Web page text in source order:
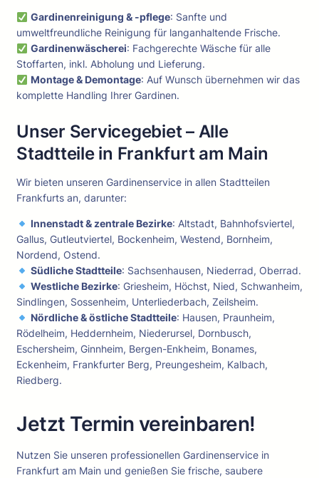
Gardinenreinigung & -pflege: Sanfte und
umweltfreundliche Reinigung für langanhaltende Frische.
Gardinenwäscherei: Fachgerechte Wäsche für alle
Stoffarten, inkl. Abholung und Lieferung.
Montage & Demontage: Auf Wunsch übernehmen wir das
komplette Handling Ihrer Gardinen.
Unser Servicegebiet – Alle
Stadtteile in Frankfurt am Main
Wir bieten unseren Gardinenservice in allen Stadtteilen
Frankfurts an, darunter:
Innenstadt & zentrale Bezirke: Altstadt, Bahnhofsviertel,
Gallus, Gutleutviertel, Bockenheim, Westend, Bornheim,
Nordend, Ostend.
Südliche Stadtteile: Sachsenhausen, Niederrad, Oberrad.
Westliche Bezirke: Griesheim, Höchst, Nied, Schwanheim,
Sindlingen, Sossenheim, Unterliederbach, Zeilsheim.
Nördliche & östliche Stadtteile: Hausen, Praunheim,
Rödelheim, Heddernheim, Niederursel, Dornbusch,
Eschersheim, Ginnheim, Bergen-Enkheim, Bonames,
Eckenheim, Frankfurter Berg, Preungesheim, Kalbach,
Riedberg.
Jetzt Termin vereinbaren!
Nutzen Sie unseren professionellen Gardinenservice in
Frankfurt am Main und genießen Sie frische, saubere